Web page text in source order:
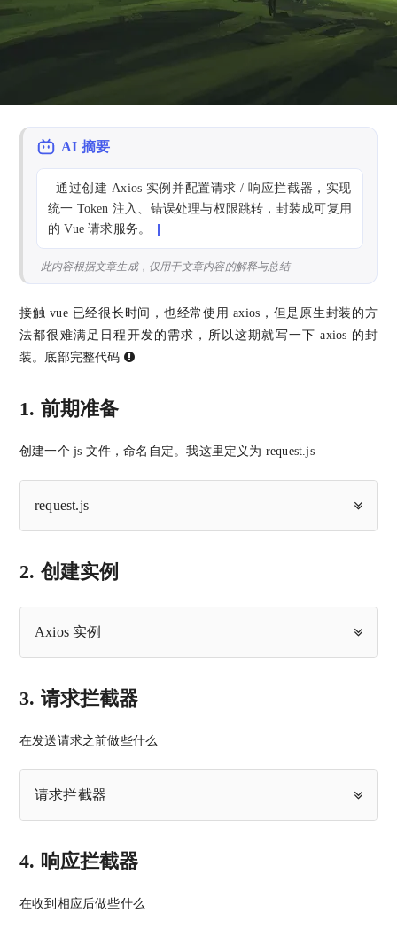
AI 摘要
  通过创建 Axios 实例并配置请求 / 响应拦截器，实现
统一 Token 注入、错误处理与权限跳转，封装成可复用
的 Vue 请求服务。
此内容根据文章生成，仅用于文章内容的解释与总结
接触 vue 已经很长时间，也经常使用 axios，但是原生封装的方
法都很难满足日程开发的需求，所以这期就写一下 axios 的封
装。底部完整代码
1. 前期准备
创建一个 js 文件，命名自定。我这里定义为 request.js
request.js
2. 创建实例
Axios 实例
3. 请求拦截器
在发送请求之前做些什么
请求拦截器
4. 响应拦截器
在收到相应后做些什么